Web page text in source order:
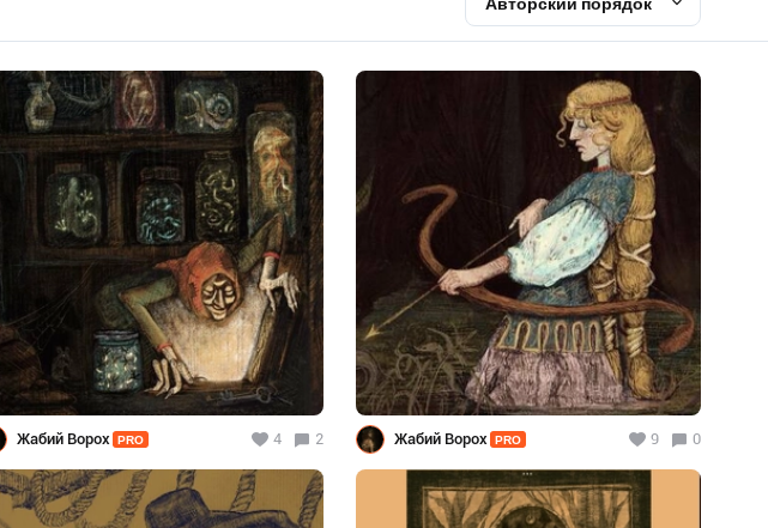
Жабий Ворох PRO 4 2 Жабий Ворох PRO 9 0